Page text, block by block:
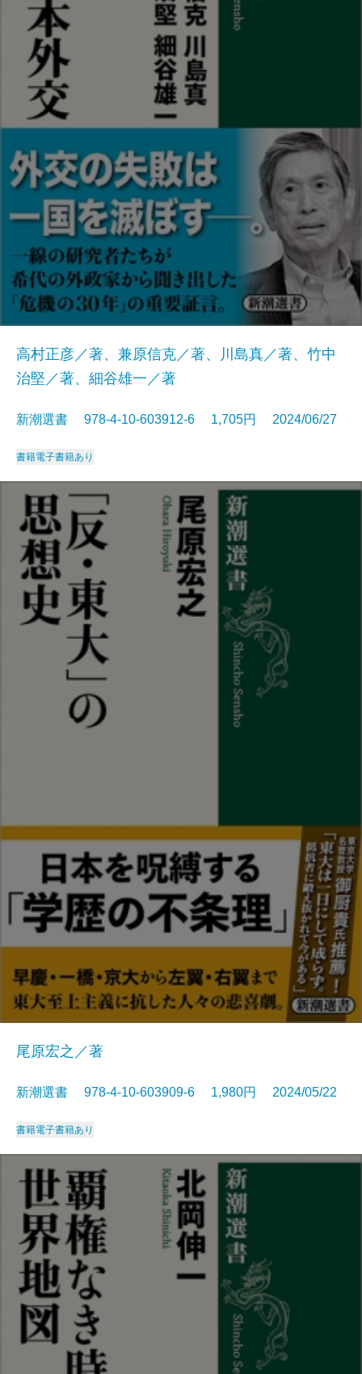
高村正彦／著、兼原信克／著、川島真／著、竹中
治堅／著、細谷雄一／著
新潮選書 978-4-10-603912-6 1,705円 2024/06/27
書籍電子書籍あり
尾原宏之／著
新潮選書 978-4-10-603909-6 1,980円 2024/05/22
書籍電子書籍あり